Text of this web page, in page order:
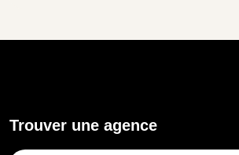
Trouver une agence